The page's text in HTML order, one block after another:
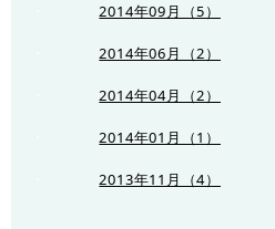
2014年09月（5）
2014年06月（2）
2014年04月（2）
2014年01月（1）
2013年11月（4）